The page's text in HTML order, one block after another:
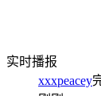
实时播报
xxxpeacey